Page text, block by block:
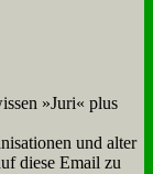
»Ju­ri« plus
und al­ter
die­se Email zu